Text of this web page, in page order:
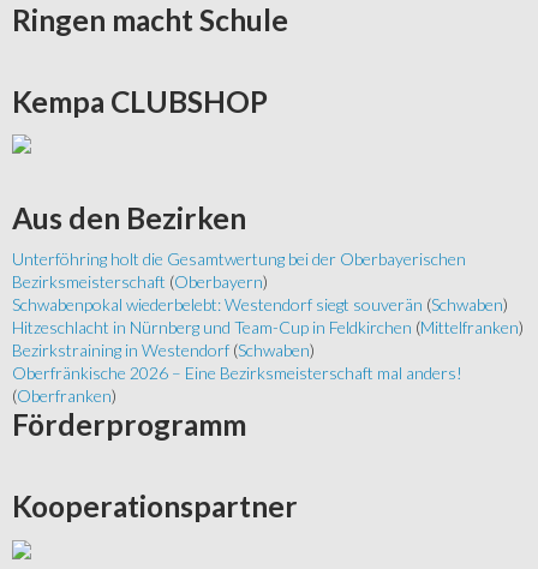
Ringen macht Schule
Kempa CLUBSHOP
Aus den Bezirken
Unterföhring holt die Gesamtwertung bei der Oberbayerischen
Bezirksmeisterschaft (Oberbayern)
Schwabenpokal wiederbelebt: Westendorf siegt souverän (Schwaben)
Hitzeschlacht in Nürnberg und Team-Cup in Feldkirchen (Mittelfranken)
Bezirkstraining in Westendorf (Schwaben)
Oberfränkische 2026 – Eine Bezirksmeisterschaft mal anders!
(Oberfranken)
Förderprogramm
Kooperationspartner